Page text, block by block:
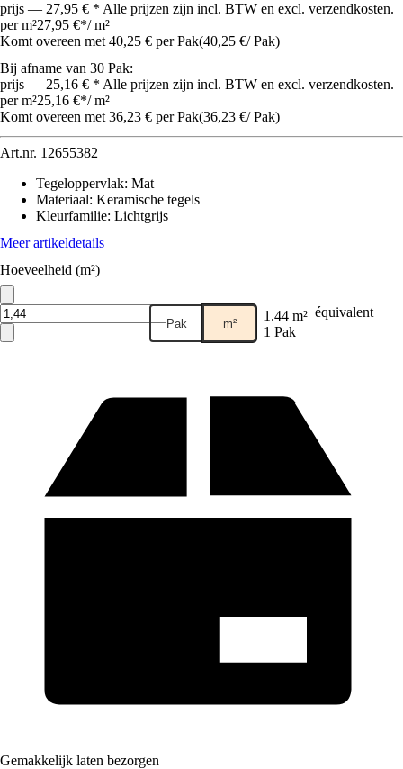
prijs — 27,95 € * Alle prijzen zijn incl. BTW en excl. verzendkosten.
per m²27,95 €*/ m²
Komt overeen met 40,25 € per Pak(40,25 €/ Pak)
Bij afname van 30 Pak:
prijs — 25,16 € * Alle prijzen zijn incl. BTW en excl. verzendkosten.
per m²25,16 €*/ m²
Komt overeen met 36,23 € per Pak(36,23 €/ Pak)
Art.nr. 12655382
Tegeloppervlak: Mat
Materiaal: Keramische tegels
Kleurfamilie: Lichtgrijs
Meer artikeldetails
Hoeveelheid (m²)
Pak m² 1.44 m² équivalent
1 Pak
Gemakkelijk laten bezorgen